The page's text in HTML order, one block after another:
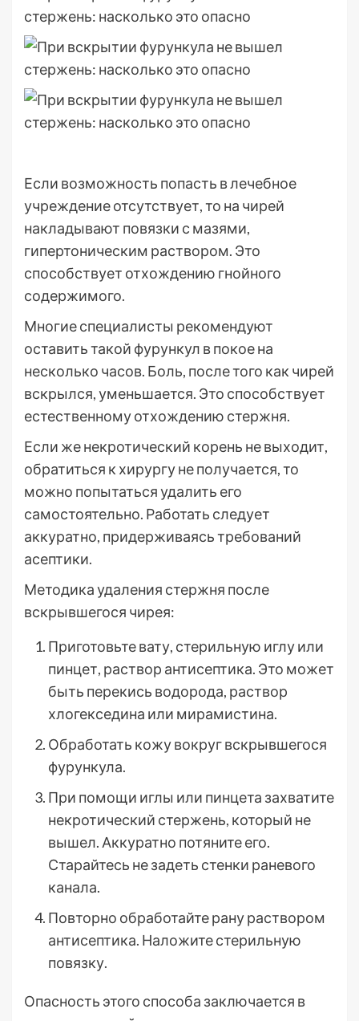
Если возможность попасть в лечебное
учреждение отсутствует, то на чирей
накладывают повязки с мазями,
гипертоническим раствором. Это
способствует отхождению гнойного
содержимого.
Многие специалисты рекомендуют
оставить такой фурункул в покое на
несколько часов. Боль, после того как чирей
вскрылся, уменьшается. Это способствует
естественному отхождению стержня.
Если же некротический корень не выходит,
обратиться к хирургу не получается, то
можно попытаться удалить его
самостоятельно. Работать следует
аккуратно, придерживаясь требований
асептики.
Методика удаления стержня после
вскрывшегося чирея:
Приготовьте вату, стерильную иглу или
пинцет, раствор антисептика. Это может
быть перекись водорода, раствор
хлогекседина или мирамистина.
Обработать кожу вокруг вскрывшегося
фурункула.
При помощи иглы или пинцета захватите
некротический стержень, который не
вышел. Аккуратно потяните его.
Старайтесь не задеть стенки раневого
канала.
Повторно обработайте рану раствором
антисептика. Наложите стерильную
повязку.
Опасность этого способа заключается в